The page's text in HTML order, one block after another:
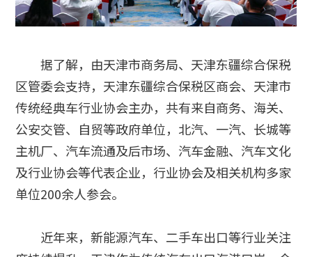
据了解，由天津市商务局、天津东疆综合保税
区管委会支持，天津东疆综合保税区商会、天津市
传统经典车行业协会主办，共有来自商务、海关、
公安交管、自贸等政府单位，北汽、一汽、长城等
主机厂、汽车流通及后市场、汽车金融、汽车文化
及行业协会等代表企业，行业协会及相关机构多家
单位200余人参会。
近年来，新能源汽车、二手车出口等行业关注